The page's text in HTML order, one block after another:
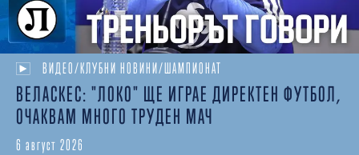
ВИДЕО/КЛУБНИ НОВИНИ/ШАМПИОНАТ
ВЕЛАСКЕС: "ЛОКО" ЩЕ ИГРАЕ ДИРЕКТЕН ФУТБОЛ,
ОЧАКВАМ МНОГО ТРУДЕН МАЧ
6 август 2026